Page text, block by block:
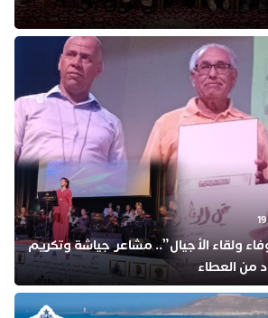
ولقاء الأجيال”.. مشاعر جياشة وتكريم
من العطاء